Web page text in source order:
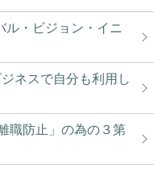
・ビジョン・イニ
ネスで自分も利用し
職防止」の為の３第